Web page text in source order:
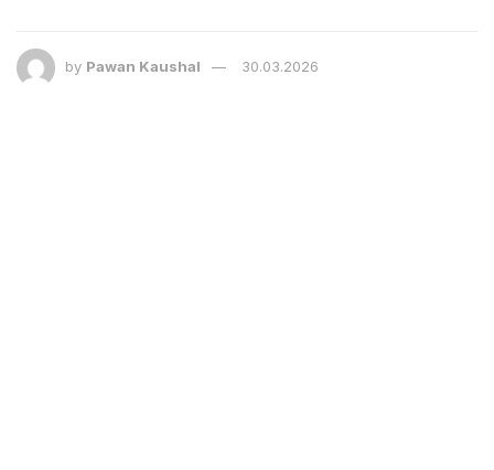
by Pawan Kaushal 30.03.2026